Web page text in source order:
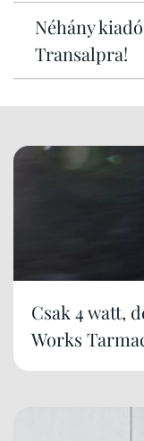
Néhány
Transalpra!
Csak 4 watt,
Works